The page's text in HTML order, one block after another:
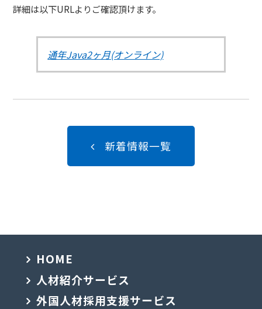
詳細は以下URLよりご確認頂けます。
通年Java2ヶ月(オンライン)
新着情報一覧
HOME
人材紹介サービス
外国人材採用支援サービス